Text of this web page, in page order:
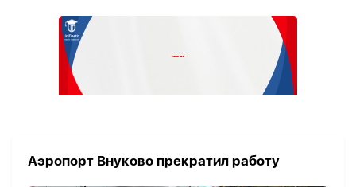
Аэропорт Внуково прекратил работу